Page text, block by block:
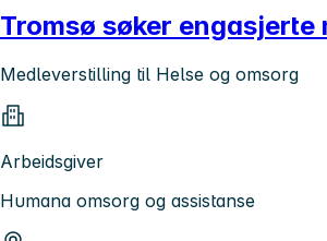
Tromsø søker
Medleverstilling til Helse og omsorg
Arbeidsgiver
Humana omsorg og assistanse